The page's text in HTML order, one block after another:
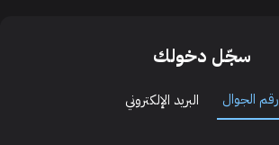
سجّل دخولك
رقم الجوال البريد الإلكتروني